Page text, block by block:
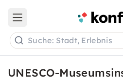
Open main menu
Suche: Stadt, Erlebnis
UNESCO-